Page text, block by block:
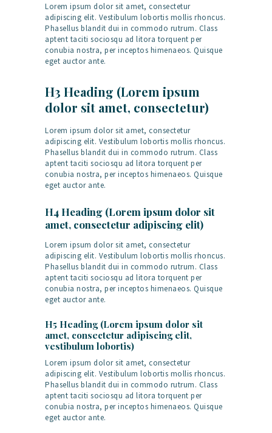
Lorem ipsum dolor sit amet, consectetur
adipiscing elit. Vestibulum lobortis mollis rhoncus.
Phasellus blandit dui in commodo rutrum. Class
aptent taciti sociosqu ad litora torquent per
conubia nostra, per inceptos himenaeos. Quisque
eget auctor ante.
H3 Heading (Lorem ipsum
dolor sit amet, consectetur)
Lorem ipsum dolor sit amet, consectetur
adipiscing elit. Vestibulum lobortis mollis rhoncus.
Phasellus blandit dui in commodo rutrum. Class
aptent taciti sociosqu ad litora torquent per
conubia nostra, per inceptos himenaeos. Quisque
eget auctor ante.
H4 Heading (Lorem ipsum dolor sit
amet, consectetur adipiscing elit)
Lorem ipsum dolor sit amet, consectetur
adipiscing elit. Vestibulum lobortis mollis rhoncus.
Phasellus blandit dui in commodo rutrum. Class
aptent taciti sociosqu ad litora torquent per
conubia nostra, per inceptos himenaeos. Quisque
eget auctor ante.
H5 Heading (Lorem ipsum dolor sit
amet, consectetur adipiscing elit,
vestibulum lobortis)
Lorem ipsum dolor sit amet, consectetur
adipiscing elit. Vestibulum lobortis mollis rhoncus.
Phasellus blandit dui in commodo rutrum. Class
aptent taciti sociosqu ad litora torquent per
conubia nostra, per inceptos himenaeos. Quisque
eget auctor ante.